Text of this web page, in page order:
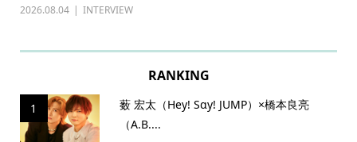
2026.08.04 INTERVIEW
RANKING
1
薮 宏太（Hey! Sɑy! JUMP）×橋本良亮
（A.B....